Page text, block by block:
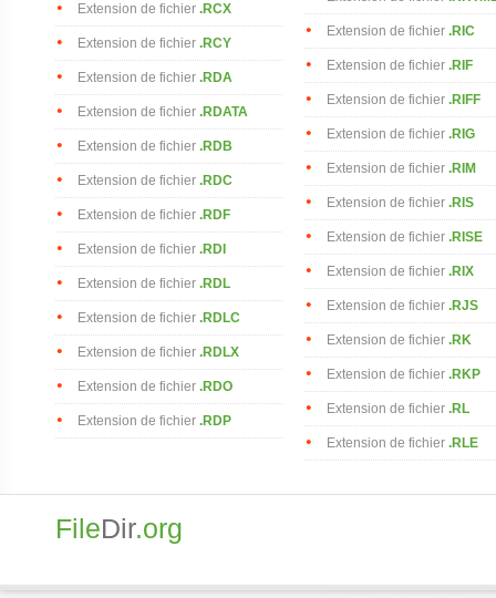
Extension de fichier .RCX
Extension de fichier .RCY
Extension de fichier .RDA
Extension de fichier .RDATA
Extension de fichier .RDB
Extension de fichier .RDC
Extension de fichier .RDF
Extension de fichier .RDI
Extension de fichier .RDL
Extension de fichier .RDLC
Extension de fichier .RDLX
Extension de fichier .RDO
Extension de fichier .RDP
Extension de fichier .RIC
Extension de fichier .RIF
Extension de fichier .RIFF
Extension de fichier .RIG
Extension de fichier .RIM
Extension de fichier .RIS
Extension de fichier .RISE
Extension de fichier .RIX
Extension de fichier .RJS
Extension de fichier .RK
Extension de fichier .RKP
Extension de fichier .RL
Extension de fichier .RLE
FileDir.org